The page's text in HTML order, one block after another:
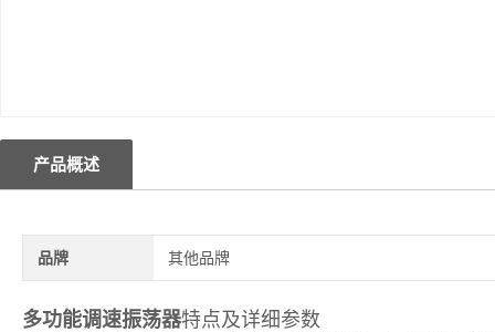
产品概述
品牌 其他品牌
多功能调速振荡器特点及详细参数